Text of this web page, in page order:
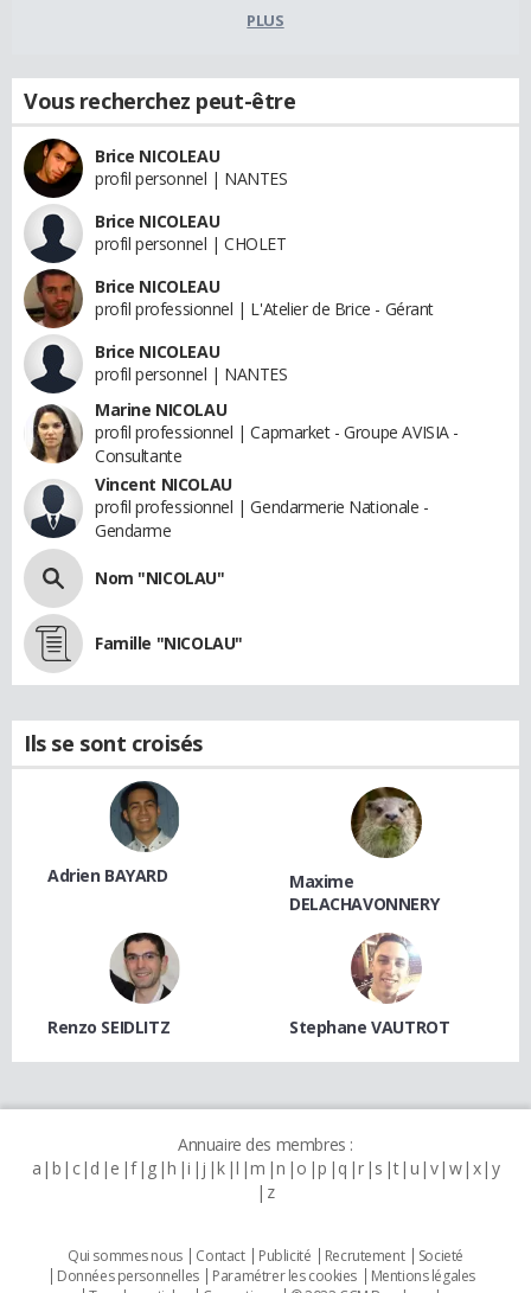
PLUS
Vous recherchez peut-être
Brice NICOLEAU
profil personnel | NANTES
Brice NICOLEAU
profil personnel | CHOLET
Brice NICOLEAU
profil professionnel | L'Atelier de Brice - Gérant
Brice NICOLEAU
profil personnel | NANTES
Marine NICOLAU
profil professionnel | Capmarket - Groupe AVISIA -
Consultante
Vincent NICOLAU
profil professionnel | Gendarmerie Nationale -
Gendarme
Nom "NICOLAU"
Famille "NICOLAU"
Ils se sont croisés
Adrien BAYARD
Maxime
DELACHAVONNERY
Renzo SEIDLITZ Stephane VAUTROT
Annuaire des membres :
a b c d e f g h i j k l m n o p q r s t u v w x y
z
Qui sommes nous Contact Publicité Recrutement
Societé
Données personnelles
Paramétrer les cookies
Mentions légales